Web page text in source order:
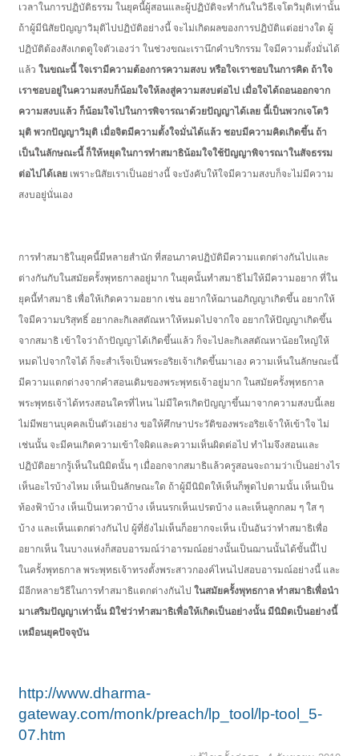
เวลาในการปฏิบัติธรรม ในยุคนี้ผู้สอนและผู้ปฏิบัติจะทำกันในวิธีเจโตวิมุติเท่านั้น
ถ้าผู้มีนิสัยปัญญาวิมุติไปปฏิบัติอย่างนี้ จะไม่เกิดผลของการปฏิบัติแต่อย่างใด ผู้
ปฏิบัติต้องสังเกตดูใจตัวเองว่า ในช่วงขณะเรานึกคำบริกรรม ใจมีความตั้งมั่นได้
แล้วในขณะนี้ ใจเรามีความต้องการความสงบ หรือใจเราชอบในการคิด ถ้าใจ
เราชอบอยู่ในความสงบก็น้อมใจให้ลงสู่ความสงบต่อไป เมื่อใจได้ถอนออกจาก
ความสงบแล้ว ก็น้อมใจไปในการพิจารณาด้วยปัญญาได้เลย นี้เป็นพวกเจโตวิ
มุติ พวกปัญญาวิมุติ เมื่อจิตมีความตั้งใจมั่นได้แล้ว ชอบมีความคิดเกิดขึ้น ถ้า
เป็นในลักษณะนี้ ก็ให้หยุดในการทำสมาธิน้อมใจใช้ปัญญาพิจารณาในสัจธรรม
ต่อไปได้เลย เพราะนิสัยเราเป็นอย่างนี้ จะบังคับให้ใจมีความสงบก็จะไม่มีความ
สงบอยู่นั่นเอง
การทำสมาธิในยุคนี้มีหลายสำนัก ที่สอนภาคปฏิบัติมีความแตกต่างกันไปและ
ต่างกันกับในสมัยครั้งพุทธกาลอยู่มาก ในยุคนั้นทำสมาธิไม่ให้มีความอยาก ที่ใน
ยุคนี้ทำสมาธิ เพื่อให้เกิดความอยาก เช่น อยากให้ฌานอภิญญาเกิดขึ้น อยากให้
ใจมีความบริสุทธิ์ อยากละกิเลสตัณหาให้หมดไปจากใจ อยากให้ปัญญาเกิดขึ้น
จากสมาธิ เข้าใจว่าถ้าปัญญาได้เกิดขึ้นแล้ว ก็จะไปละกิเลสตัณหาน้อยใหญ่ให้
หมดไปจากใจได้ ก็จะสำเร็จเป็นพระอริยเจ้าเกิดขึ้นมาเอง ความเห็นในลักษณะนี้
มีความแตกต่างจากคำสอนเดิมของพระพุทธเจ้าอยู่มาก ในสมัยครั้งพุทธกาล
พระพุทธเจ้าได้ทรงสอนใครที่ไหน ไม่มีใครเกิดปัญญาขึ้นมาจากความสงบนี้เลย
ไม่มีพยานบุคคลเป็นตัวเอย่าง ขอให้ศึกษาประวัติของพระอริยเจ้าให้เข้าใจ ไม่
เช่นนั้น จะมีคนเกิดความเข้าใจผิดและความเห็นผิดต่อไป ทำไมจึงสอนและ
ปฏิบัติอยากรู้เห็นในนิมิตนั้น ๆ เมื่ออกจากสมาธิแล้วครูสอนจะถามว่าเป็นอย่างไร
เห็นอะไรบ้างไหม เห็นเป็นลักษณะใด ถ้าผู้มีนิมิตให้เห็นก็พูดไปตามนั้น เห็นเป็น
ท้องฟ้าบ้าง เห็นเป็นเทวดาบ้าง เห็นนรกเห็นเปรตบ้าง และเห็นลูกกลม ๆ ใส ๆ
บ้าง และเห็นแตกต่างกันไป ผู้ที่ยังไม่เห็นก็อยากจะเห็น เป็นอันว่าทำสมาธิเพื่อ
อยากเห็น ในบางแห่งก็สอบอารมณ์ว่าอารมณ์อย่างนั้นเป็นฌานนั้นได้ขั้นนี้ไป
ในครั้งพุทธกาล พระพุทธเจ้าทรงตั้งพระสาวกองค์ไหนไปสอบอารมณ์อย่างนี้ และ
มีอีกหลายวิธีในการทำสมาธิแตกต่างกันไปในสมัยครั้งพุทธกาล ทำสมาธิเพื่อนำ
มาเสริมปัญญาเท่านั้น มิใช่ว่าทำสมาธิเพื่อให้เกิดเป็นอย่างนั้น มีนิมิตเป็นอย่างนี้
เหมือนยุคปัจจุบัน
http://www.dharma-
gateway.com/monk/preach/lp_tool/lp-tool_5-
07.htm